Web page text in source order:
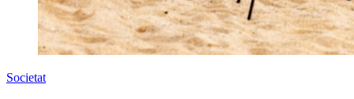
Societat